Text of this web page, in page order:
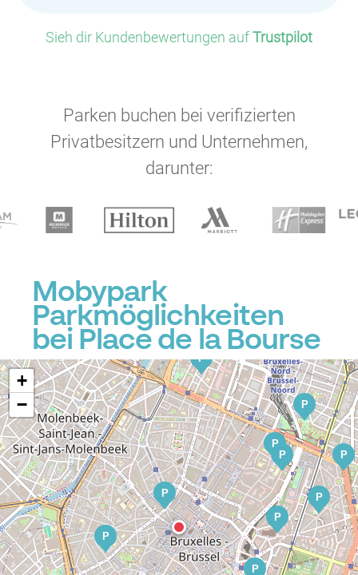
Sieh dir Kundenbewertungen aufTrustpilot
Parken buchen bei verifizierten
Privatbesitzern und Unternehmen,
darunter:
Mobypark
Parkmöglichkeiten
bei Place de la Bourse
P
P
P
P
P
P
P
P
P
P
P
P
P
P
+
−